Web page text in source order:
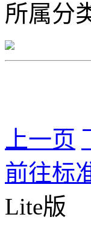
所属分
上一页
前往标
Lite版